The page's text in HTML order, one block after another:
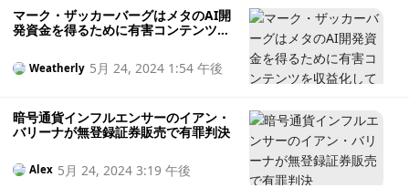
マーク・ザッカーバーグはメタのAI開
発資金を得るために有害コンテンツを
Weatherly 5月 24, 2024 1:54 午後
暗号通貨インフルエンサーのイアン・
バリーナが無登録証券販売で有罪判決
Alex 5月 24, 2024 3:19 午後